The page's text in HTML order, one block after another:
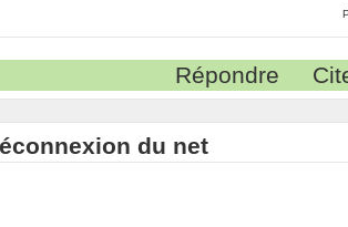
Répondre
du net